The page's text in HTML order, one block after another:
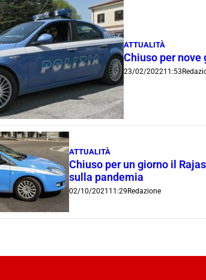
ATTUALITÀ
Chiuso per
23/02/202211:53
ATTUALITÀ
Chiuso per un giorno il
sulla pandemia
02/10/2021 11:29 Redazione